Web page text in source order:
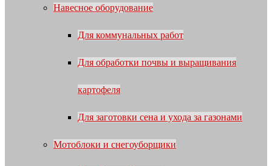
Навесное оборудование
Для коммунальных работ
Для обработки почвы и выращивания
картофеля
Для заготовки сена и ухода за газонами
Мотоблоки и снегоуборщики